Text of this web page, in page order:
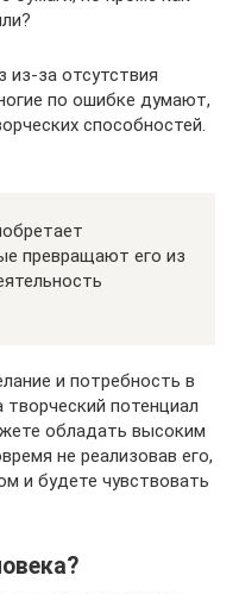
из-за отсутствия
по ошибке думают,
способностей.
превращают его из
и потребность в
потенциал
обладать высоким
не реализовав его,
и будете чувствовать